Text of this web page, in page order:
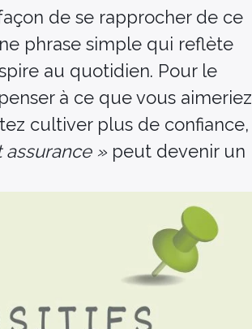
de se rapprocher de ce
phrase simple qui reflète
au quotidien. Pour le
à ce que vous aimeriez
cultiver plus de confiance,
assurance » peut devenir un